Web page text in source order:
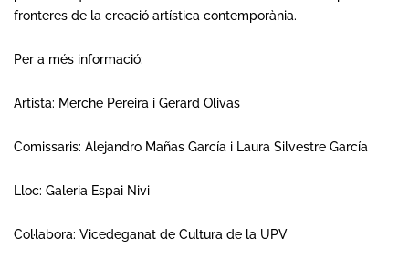
fronteres de la creació artística contemporània.
Per a més informació:
Artista: Merche Pereira i Gerard Olivas
Comissaris: Alejandro Mañas García i Laura Silvestre García
Lloc: Galeria Espai Nivi
Col·labora: Vicedeganat de Cultura de la UPV